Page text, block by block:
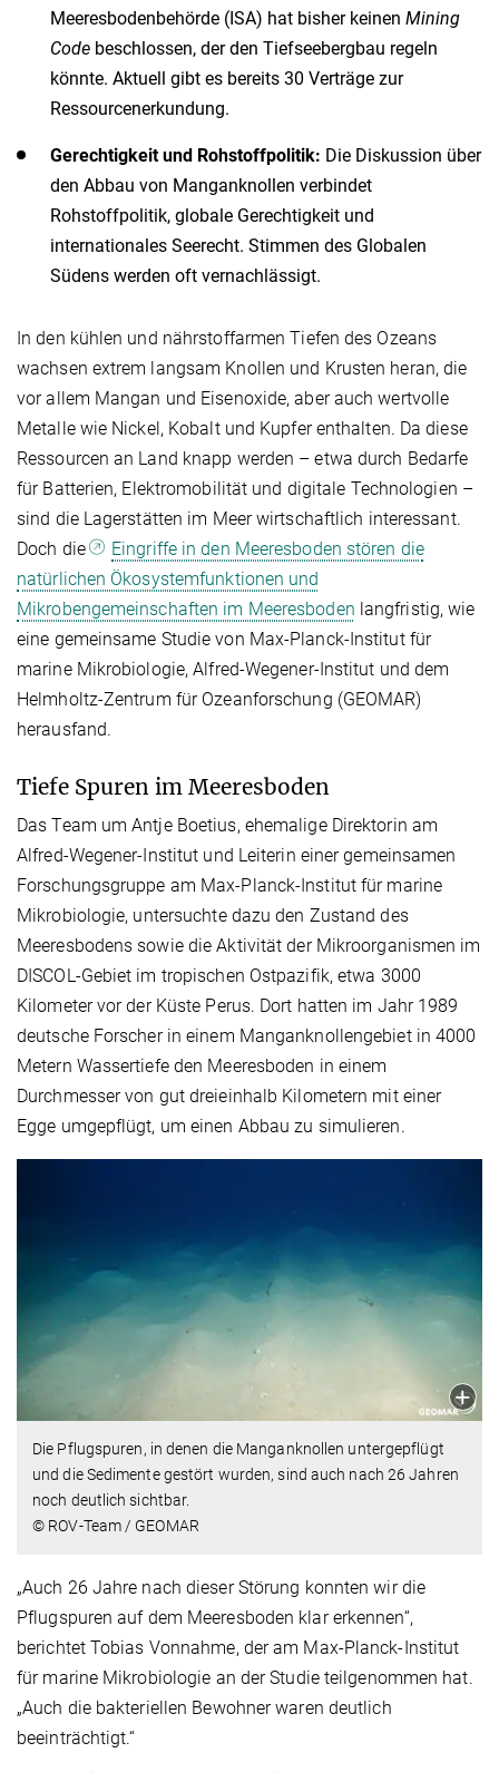
Meeresbodenbehörde (ISA) hat bisher keinen Mining
Code beschlossen, der den Tiefseebergbau regeln
könnte. Aktuell gibt es bereits 30 Verträge zur
Ressourcenerkundung.
Gerechtigkeit und Rohstoffpolitik: Die Diskussion über
den Abbau von Manganknollen verbindet
Rohstoffpolitik, globale Gerechtigkeit und
internationales Seerecht. Stimmen des Globalen
Südens werden oft vernachlässigt.
In den kühlen und nährstoffarmen Tiefen des Ozeans
wachsen extrem langsam Knollen und Krusten heran, die
vor allem Mangan und Eisenoxide, aber auch wertvolle
Metalle wie Nickel, Kobalt und Kupfer enthalten. Da diese
Ressourcen an Land knapp werden – etwa durch Bedarfe
für Batterien, Elektromobilität und digitale Technologien –
sind die Lagerstätten im Meer wirtschaftlich interessant.
Doch die
Eingriffe in den Meeresboden stören die
natürlichen Ökosystemfunktionen und
Mikrobengemeinschaften im Meeresboden langfristig, wie
eine gemeinsame Studie von Max-Planck-Institut für
marine Mikrobiologie, Alfred-Wegener-Institut und dem
Helmholtz-Zentrum für Ozeanforschung (GEOMAR)
herausfand.
Tiefe Spuren im Meeresboden
Das Team um Antje Boetius, ehemalige Direktorin am
Alfred-Wegener-Institut und Leiterin einer gemeinsamen
Forschungsgruppe am Max-Planck-Institut für marine
Mikrobiologie, untersuchte dazu den Zustand des
Meeresbodens sowie die Aktivität der Mikroorganismen im
DISCOL-Gebiet im tropischen Ostpazifik, etwa 3000
Kilometer vor der Küste Perus. Dort hatten im Jahr 1989
deutsche Forscher in einem Manganknollengebiet in 4000
Metern Wassertiefe den Meeresboden in einem
Durchmesser von gut dreieinhalb Kilometern mit einer
Egge umgepflügt, um einen Abbau zu simulieren.
Die Pflugspuren, in denen die Manganknollen untergepflügt
und die Sedimente gestört wurden, sind auch nach 26 Jahren
noch deutlich sichtbar.
© ROV-Team / GEOMAR
„Auch 26 Jahre nach dieser Störung konnten wir die
Pflugspuren auf dem Meeresboden klar erkennen“,
berichtet Tobias Vonnahme, der am Max-Planck-Institut
für marine Mikrobiologie an der Studie teilgenommen hat.
„Auch die bakteriellen Bewohner waren deutlich
beeinträchtigt.“